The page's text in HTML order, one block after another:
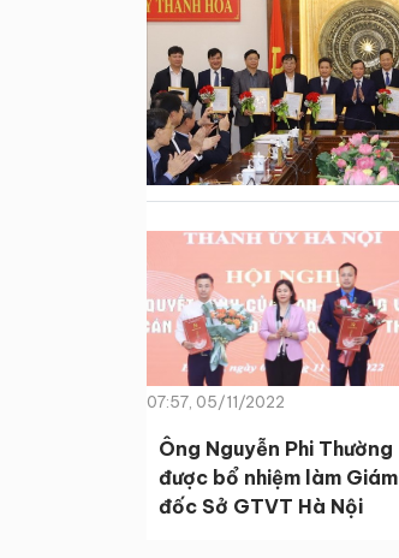
07:57, 05/11/2022
Ông Nguyễn Phi Thường
được bổ nhiệm làm Giám
đốc Sở GTVT Hà Nội